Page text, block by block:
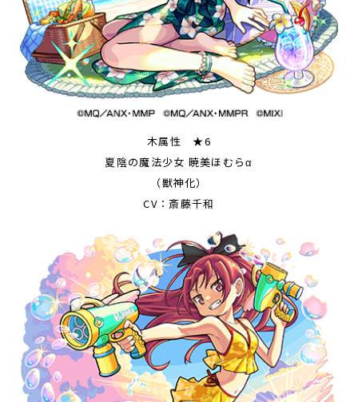
木属性 ★6
夏陰の魔法少女 暁美ほむらα
（獣神化）
CV：斎藤千和